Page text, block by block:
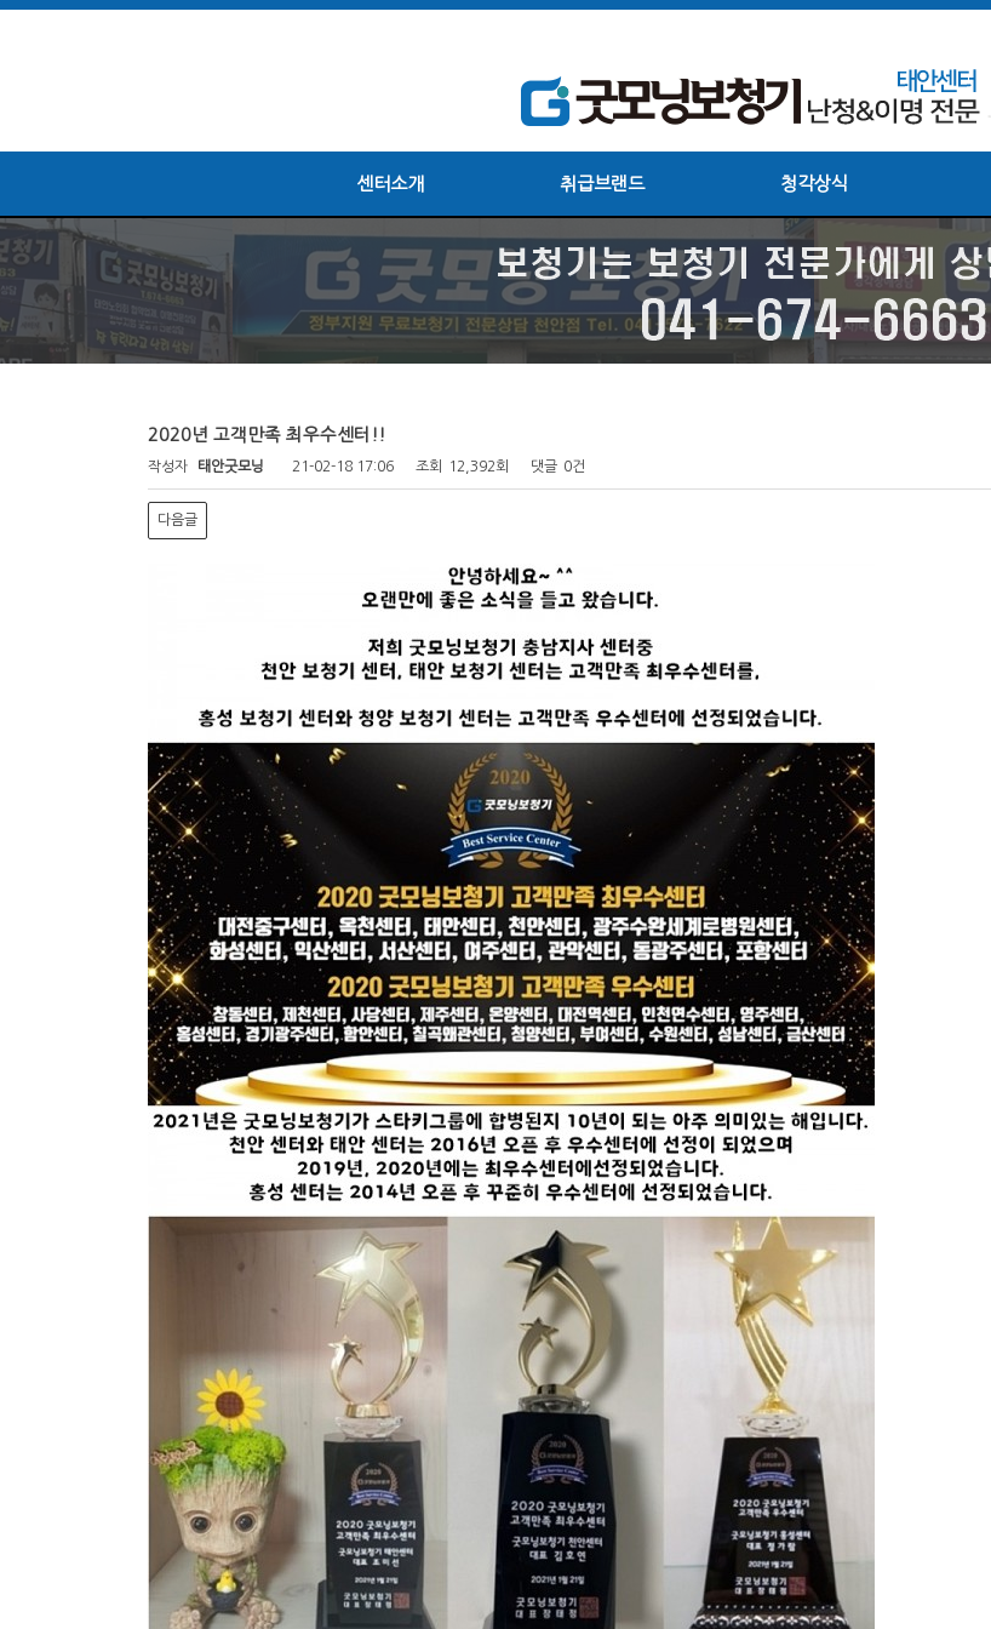
센터소개 취급브랜드 청각상식
2020년 고객만족 최우수센터!!
작성자 태안굿모닝 21-02-18 17:06 조회 12,392회 댓글 0건
다음글